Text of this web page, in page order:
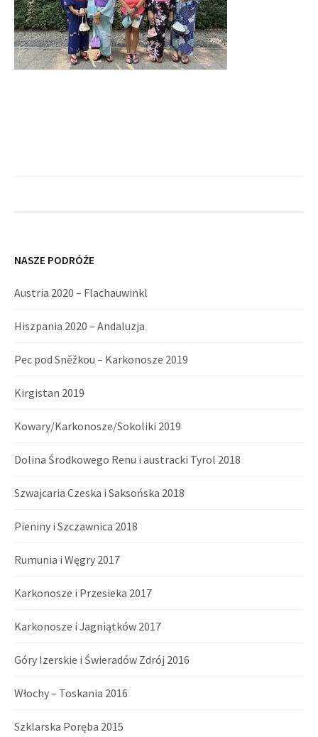
NASZE PODRÓŻE
Austria 2020 – Flachauwinkl
Hiszpania 2020 – Andaluzja
Pec pod Sněžkou – Karkonosze 2019
Kirgistan 2019
Kowary/Karkonosze/Sokoliki 2019
Dolina Środkowego Renu i austracki Tyrol 2018
Szwajcaria Czeska i Saksońska 2018
Pieniny i Szczawnica 2018
Rumunia i Węgry 2017
Karkonosze i Przesieka 2017
Karkonosze i Jagniątków 2017
Góry Izerskie i Świeradów Zdrój 2016
Włochy – Toskania 2016
Szklarska Poręba 2015